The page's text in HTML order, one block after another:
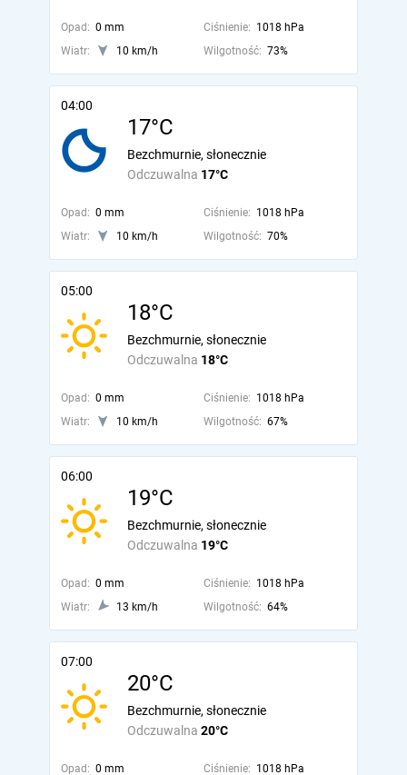
Opad: 0 mm Ciśnienie: 1018 hPa
Wiatr:
10 km/h Wilgotność: 73%
04:00
17°C
Odczuwalna 17°C
Bezchmurnie, słonecznie
Opad: 0 mm Ciśnienie: 1018 hPa
Wiatr:
10 km/h Wilgotność: 70%
05:00
18°C
Odczuwalna 18°C
Bezchmurnie, słonecznie
Opad: 0 mm Ciśnienie: 1018 hPa
Wiatr:
10 km/h Wilgotność: 67%
06:00
19°C
Odczuwalna 19°C
Bezchmurnie, słonecznie
Opad: 0 mm Ciśnienie: 1018 hPa
Wiatr:
13 km/h Wilgotność: 64%
07:00
20°C
Odczuwalna 20°C
Bezchmurnie, słonecznie
Opad: 0 mm Ciśnienie: 1018 hPa